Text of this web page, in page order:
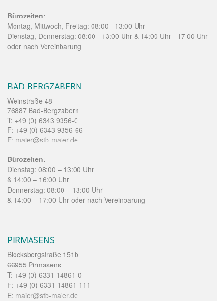
Bürozeiten:
Montag, Mittwoch, Freitag: 08:00 - 13:00 Uhr
Dienstag, Donnerstag: 08:00 - 13:00 Uhr & 14:00 Uhr - 17:00 Uhr
oder nach Vereinbarung
BAD BERGZABERN
Weinstraße 48
76887 Bad-Bergzabern
T: +49 (0) 6343 9356-0
F: +49 (0) 6343 9356-66
E: maier@stb-maier.de
Bürozeiten:
Dienstag: 08:00 – 13:00 Uhr
& 14:00 – 16:00 Uhr
Donnerstag: 08:00 – 13:00 Uhr
& 14:00 – 17:00 Uhr oder nach Vereinbarung
PIRMASENS
Blocksbergstraße 151b
66955 Pirmasens
T: +49 (0) 6331 14861-0
F: +49 (0) 6331 14861-111
E: maier@stb-maier.de